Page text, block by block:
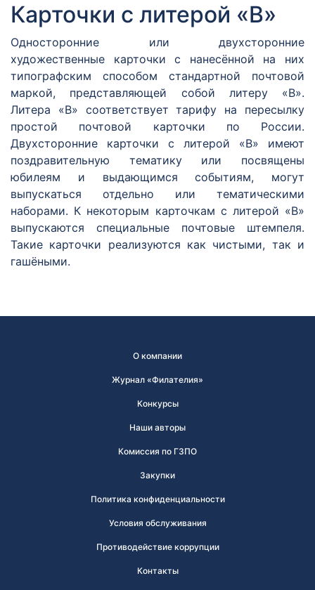
Карточки с литерой «В»
Односторонние или двухсторонние
художественные карточки с нанесённой на них
типографским способом стандартной почтовой
маркой, представляющей собой литеру «В».
Литера «В» соответствует тарифу на пересылку
простой почтовой карточки по России.
Двухсторонние карточки с литерой «В» имеют
поздравительную тематику или посвящены
юбилеям и выдающимся событиям, могут
выпускаться отдельно или тематическими
наборами. К некоторым карточкам с литерой «В»
выпускаются специальные почтовые штемпеля.
Такие карточки реализуются как чистыми, так и
гашёными.
О компании
Журнал «Филателия»
Конкурсы
Наши авторы
Комиссия по ГЗПО
Закупки
Политика конфиденциальности
Условия обслуживания
Противодействие коррупции
Контакты